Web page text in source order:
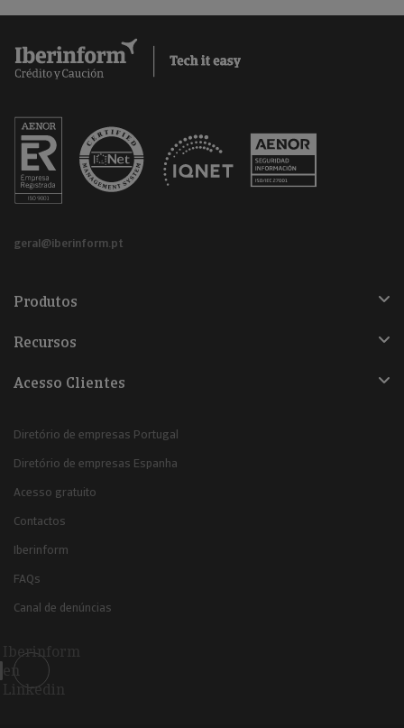
geral@iberinform.pt
Produtos
Recursos
Acesso Clientes
Diretório de empresas Portugal
Diretório de empresas Espanha
Acesso gratuito
Contactos
Iberinform
FAQs
Canal de denúncias
Iberinform
en
Linkedin